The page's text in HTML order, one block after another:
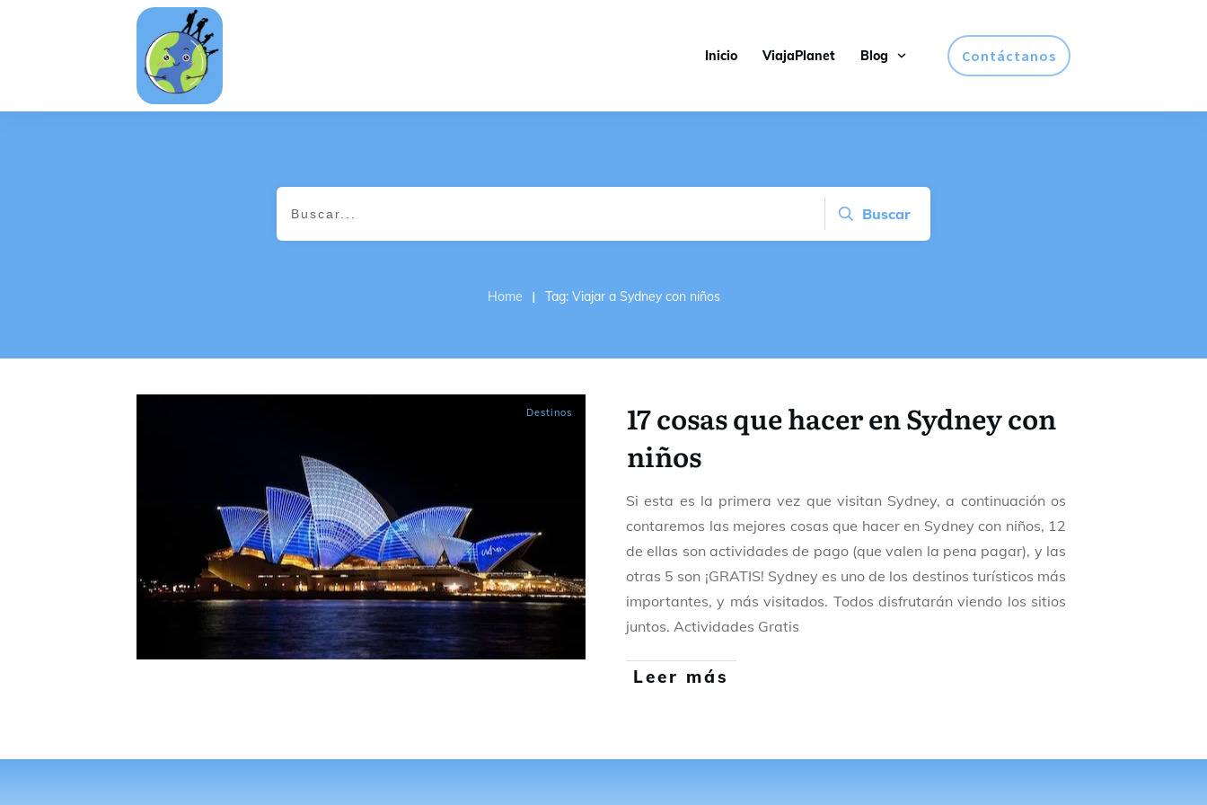
Inicio ViajaPlanet Blog Contáctanos
Buscar
Home I Tag: Viajar a Sydney con niños
Destinos
17 cosas que hacer en Sydney con
niños
Si esta es la primera vez que visitan Sydney, a continuación os
contaremos las mejores cosas que hacer en Sydney con niños, 12
de ellas son actividades de pago (que valen la pena pagar), y las
otras 5 son ¡GRATIS! Sydney es uno de los destinos turísticos más
importantes, y más visitados. Todos disfrutarán viendo los sitios
juntos. Actividades Gratis
Leer más